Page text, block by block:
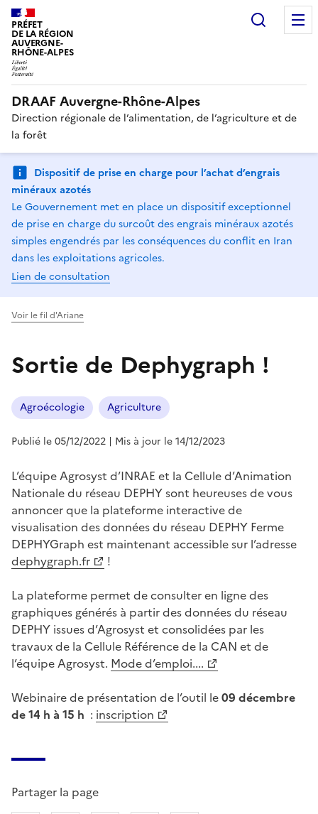
PRÉFET
DE LA RÉGION
AUVERGNE-
RHÔNE-ALPES
DRAAF Auvergne-Rhône-Alpes
Direction régionale de l’alimentation, de l’agriculture et de
la forêt
Dispositif de prise en charge pour l’achat d’engrais
minéraux azotés
Le Gouvernement met en place un dispositif exceptionnel
de prise en charge du surcoût des engrais minéraux azotés
simples engendrés par les conséquences du conflit en Iran
dans les exploitations agricoles.
Lien de consultation
Voir le fil d'Ariane
Sortie de Dephygraph !
Agroécologie Agriculture
Publié le 05/12/2022 | Mis à jour le 14/12/2023
L’équipe Agrosyst d’INRAE et la Cellule d’Animation
Nationale du réseau DEPHY sont heureuses de vous
annoncer que la plateforme interactive de
visualisation des données du réseau DEPHY Ferme
DEPHYGraph est maintenant accessible sur l’adresse
dephygraph.fr
!
La plateforme permet de consulter en ligne des
graphiques générés à partir des données du réseau
DEPHY issues d’Agrosyst et consolidées par les
travaux de la Cellule Référence de la CAN et de
l’équipe Agrosyst. Mode d’emploi....
Webinaire de présentation de l’outil le09 décembre
de 14 h à 15 h : inscription
Partager la page